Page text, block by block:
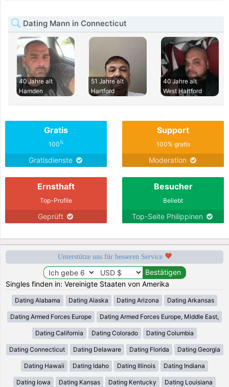
Dating Mann in Connecticut
40 Jahre alt
Hamden
51 Jahre alt
Hartford
40 Jahre alt
West Hartford
Gratis
100%
Gratisdienste
Support
100% gratis
Moderation
Ernsthaft
Top-Profile
Geprüft
Besucher
Beliebt
Top-Seite Philippinen
Unterstütze uns für besseren Service
Singles finden in: Vereinigte Staaten von Amerika
Dating Alabama Dating Alaska Dating Arizona Dating Arkansas
Dating Armed Forces Europe Dating Armed Forces Europe, Middle East,
Dating California Dating Colorado Dating Columbia
Dating Connecticut Dating Delaware Dating Florida Dating Georgia
Dating Hawaii Dating Idaho Dating Illinois Dating Indiana
Dating Iowa Dating Kansas Dating Kentucky Dating Louisiana